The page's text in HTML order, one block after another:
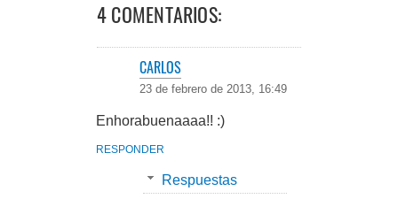
4 COMENTARIOS:
CARLOS
23 de febrero de 2013, 16:49
Enhorabuenaaaa!! :)
RESPONDER
Respuestas